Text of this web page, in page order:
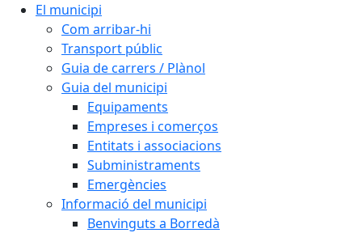
El municipi
Com arribar-hi
Transport públic
Guia de carrers / Plànol
Guia del municipi
Equipaments
Empreses i comerços
Entitats i associacions
Subministraments
Emergències
Informació del municipi
Benvinguts a Borredà